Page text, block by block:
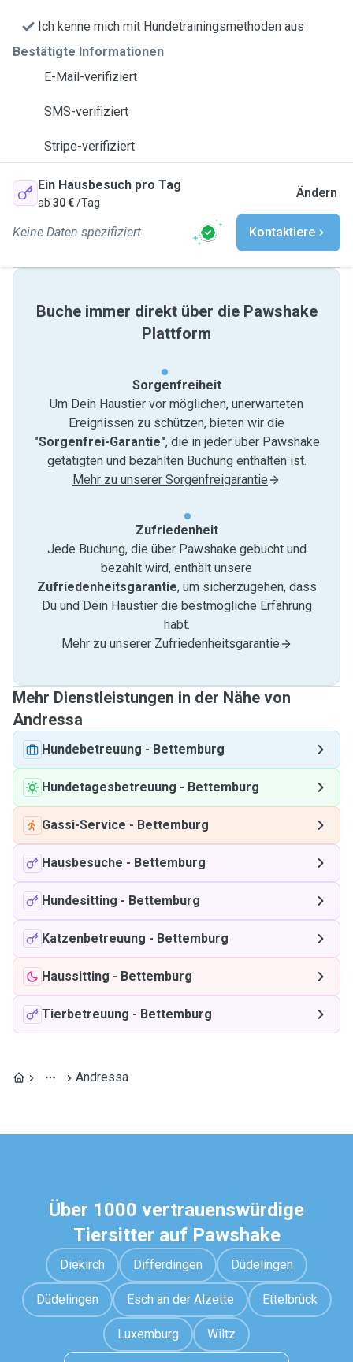
Ich kenne mich mit Hundetrainingsmethoden aus
Bestätigte Informationen
E-Mail-verifiziert
SMS-verifiziert
Stripe-verifiziert
Ein Hausbesuch pro Tag
ab 30 €/Tag
Ändern
Keine Daten spezifiziert Kontaktiere
Buche immer direkt über die Pawshake
Plattform
Sorgenfreiheit
Um Dein Haustier vor möglichen, unerwarteten
Ereignissen zu schützen, bieten wir die
"Sorgenfrei-Garantie", die in jeder über Pawshake
getätigten und bezahlten Buchung enthalten ist.
Mehr zu unserer Sorgenfreigarantie
Zufriedenheit
Jede Buchung, die über Pawshake gebucht und
bezahlt wird, enthält unsere
Zufriedenheitsgarantie, um sicherzugehen, dass
Du und Dein Haustier die bestmögliche Erfahrung
habt.
Mehr zu unserer Zufriedenheitsgarantie
Mehr Dienstleistungen in der Nähe von
Andressa
Hundebetreuung - Bettemburg
Hundetagesbetreuung - Bettemburg
Gassi-Service - Bettemburg
Hausbesuche - Bettemburg
Hundesitting - Bettemburg
Katzenbetreuung - Bettemburg
Haussitting - Bettemburg
Tierbetreuung - Bettemburg
Andressa
Über 1000 vertrauenswürdige
Tiersitter auf Pawshake
Diekirch Differdingen Düdelingen
Düdelingen Esch an der Alzette Ettelbrück
Luxemburg Wiltz